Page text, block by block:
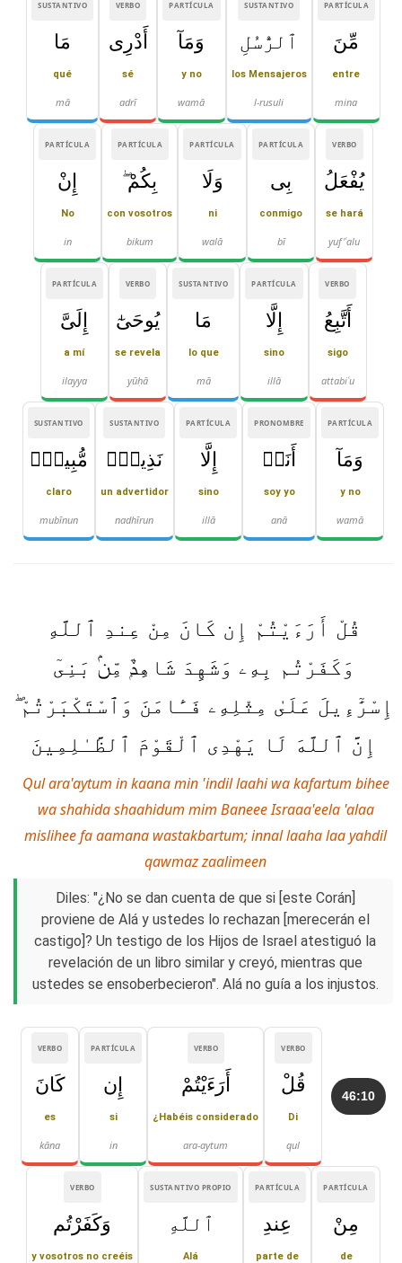
PARTÍCULA
مِّنَ
entre
mina
SUSTANTIVO
ٱلرُّسُلِ
los Mensajeros
l-rusuli
PARTÍCULA
وَمَآ
y no
wamā
VERBO
أَدْرِى
sé
adrī
SUSTANTIVO
مَا
qué
mā
VERBO
يُفْعَلُ
se hará
yuf'ʿalu
PARTÍCULA
بِى
conmigo
bī
PARTÍCULA
وَلَا
ni
walā
PARTÍCULA
بِكُمْ ۖ
con vosotros
bikum
PARTÍCULA
إِنْ
No
in
VERBO
أَتَّبِعُ
sigo
attabiʿu
PARTÍCULA
إِلَّا
sino
illā
SUSTANTIVO
مَا
lo que
mā
VERBO
يُوحَىٰٓ
se revela
yūḥā
PARTÍCULA
إِلَىَّ
a mí
ilayya
PARTÍCULA
وَمَآ
y no
wamā
PRONOMBRE
أَنَا۠
soy yo
anā
PARTÍCULA
إِلَّا
sino
illā
SUSTANTIVO
نَذِيرٌۭ
un advertidor
nadhīrun
SUSTANTIVO
مُّبِينٌۭ
claro
mubīnun
قُلْ أَرَءَيْتُمْ إِن كَانَ مِنْ عِندِ ٱللَّهِ
وَكَفَرْتُم بِهِۦ وَشَهِدَ شَاهِدٌۭ مِّنۢ بَنِىٓ
إِسْرَٰٓءِيلَ عَلَىٰ مِثْلِهِۦ فَـَٔامَنَ وَٱسْتَكْبَرْتُمْ ۖ
إِنَّ ٱللَّهَ لَا يَهْدِى ٱلْقَوْمَ ٱلظَّـٰلِمِينَ
Qul ara'aytum in kaana min 'indil laahi wa kafartum bihee
wa shahida shaahidum mim Baneee Israaa'eela 'alaa
mislihee fa aamana wastakbartum; innal laaha laa yahdil
qawmaz zaalimeen
Diles: "¿No se dan cuenta de que si [este Corán]
proviene de Alá y ustedes lo rechazan [merecerán el
castigo]? Un testigo de los Hijos de Israel atestiguó la
revelación de un libro similar y creyó, mientras que
ustedes se ensoberbecieron". Alá no guía a los injustos.
46:10
VERBO
قُلْ
Di
qul
VERBO
أَرَءَيْتُمْ
¿Habéis considerado
ara-aytum
PARTÍCULA
إِن
si
in
VERBO
كَانَ
es
kāna
PARTÍCULA
مِنْ
de
PARTÍCULA
عِندِ
parte de
SUSTANTIVO PROPIO
ٱللَّهِ
Alá
VERBO
وَكَفَرْتُم
y vosotros no creéis